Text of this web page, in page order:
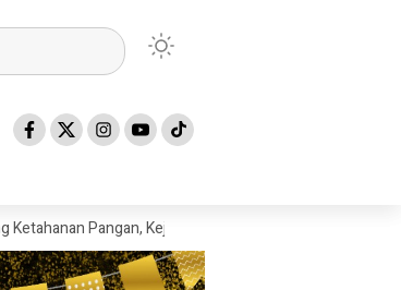
Kejaksaan Tinggi Sumatera Utara Gelar